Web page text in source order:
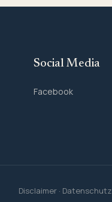
Social Media
Facebook
Disclaimer · Datenschutz